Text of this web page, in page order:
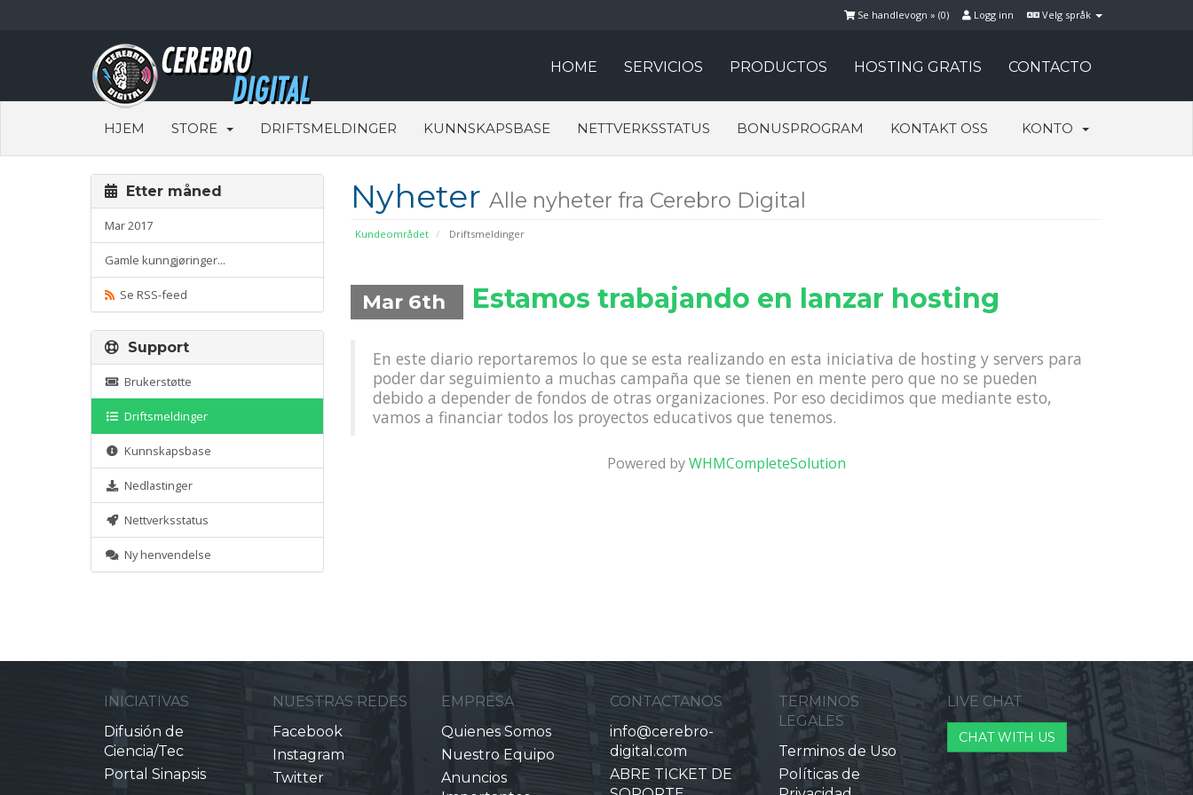
Velg språk
Logg inn
Se handlevogn » (0)
HOME SERVICIOS PRODUCTOS HOSTING GRATIS CONTACTO
HJEM STORE DRIFTSMELDINGER KUNNSKAPSBASE NETTVERKSSTATUS BONUSPROGRAM KONTAKT OSS KONTO
Nyheter Alle nyheter fra Cerebro Digital
Kundeområdet Driftsmeldinger
Etter måned
Mar 2017
Gamle kunngjøringer...
Se RSS-feed Mar 6th Estamos trabajando en lanzar hosting
En este diario reportaremos lo que se esta realizando en esta iniciativa de hosting y servers para
poder dar seguimiento a muchas campaña que se tienen en mente pero que no se pueden
debido a depender de fondos de otras organizaciones. Por eso decidimos que mediante esto,
vamos a financiar todos los proyectos educativos que tenemos.
Powered byWHMCompleteSolution
Support
Brukerstøtte
Driftsmeldinger
Kunnskapsbase
Nedlastinger
Nettverksstatus
Ny henvendelse
INICIATIVAS
Difusión de
Ciencia/Tec
Portal Sinapsis
NUESTRAS REDES
Facebook
Instagram
Twitter
EMPRESA
Quienes Somos
Nuestro Equipo
Anuncios
CONTACTANOS
info@cerebro-
digital.com
ABRE TICKET DE
TERMINOS
LEGALES
Terminos de Uso
Políticas de
LIVE CHAT
CHAT WITH US